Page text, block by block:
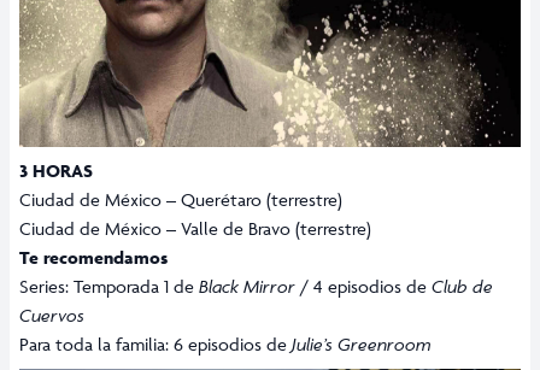
3 HORAS
Ciudad de México – Querétaro (terrestre)
Ciudad de México – Valle de Bravo (terrestre)
Te recomendamos
Series: Temporada 1 de Black Mirror / 4 episodios de Club de
Cuervos
Para toda la familia: 6 episodios de Julie’s Greenroom